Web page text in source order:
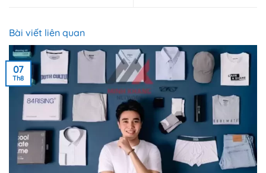
Bài viết liên quan
07
Th8